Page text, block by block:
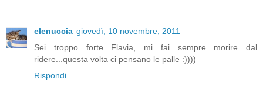
elenuccia giovedì, 10 novembre, 2011
Sei troppo forte Flavia, mi fai sempre morire dal
ridere...questa volta ci pensano le palle :))))
Rispondi